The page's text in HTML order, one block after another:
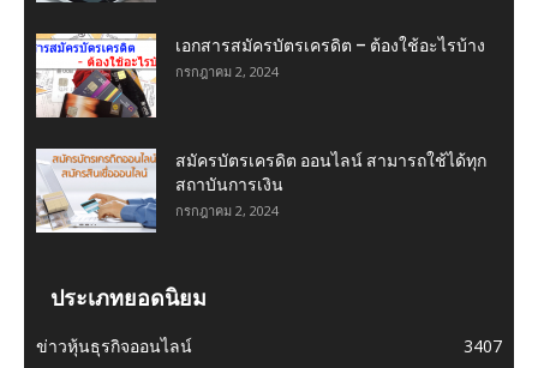
เอกสารสมัครบัตรเครดิต – ต้องใช้อะไรบ้าง
กรกฎาคม 2, 2024
สมัครบัตรเครดิต ออนไลน์ สามารถใช้ได้ทุก
สถาบันการเงิน
กรกฎาคม 2, 2024
ประเภทยอดนิยม
ข่าวหุ้นธุรกิจออนไลน์
3407